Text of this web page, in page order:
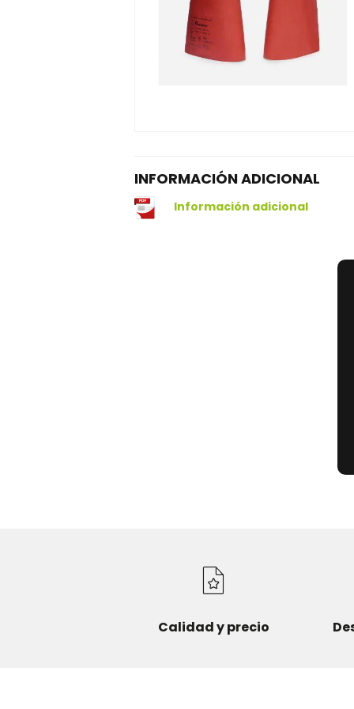
INFORMACIÓN ADICIONAL
Información adicional
Calidad y precio